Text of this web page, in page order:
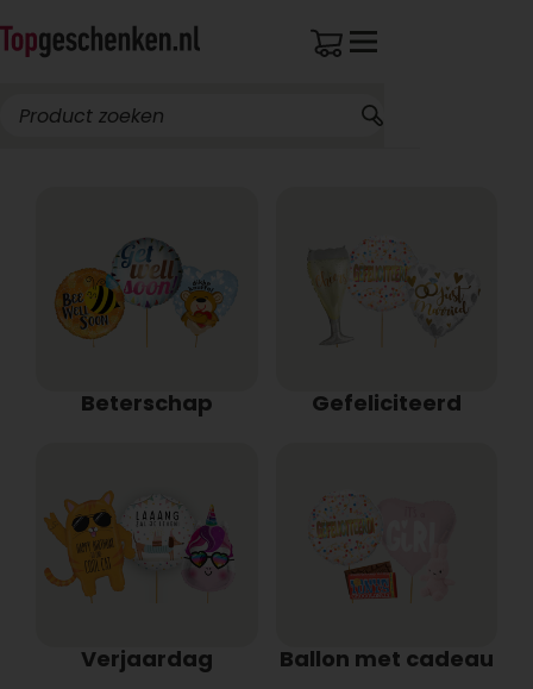
Beterschap Gefeliciteerd
Verjaardag Ballon met cadeau